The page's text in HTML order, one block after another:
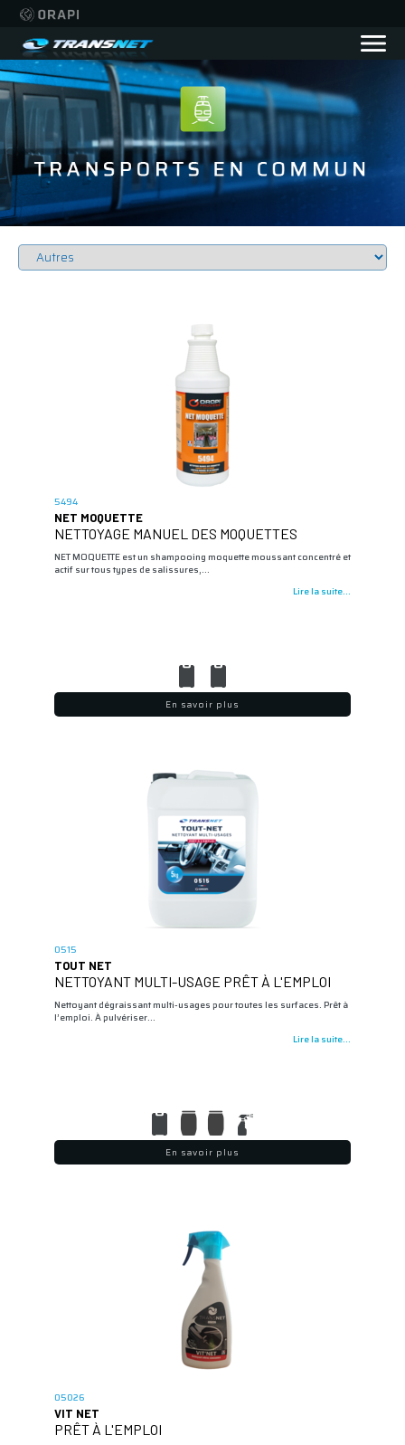
5494
NET MOQUETTE
NETTOYAGE MANUEL DES MOQUETTES
NET MOQUETTE est un shampooing moquette moussant concentré et
actif sur tous types de salissures,…
Lire la suite...
En savoir plus
0515
TOUT NET
NETTOYANT MULTI-USAGE PRÊT À L'EMPLOI
Nettoyant dégraissant multi-usages pour toutes les surfaces. Prêt à
l’emploi. À pulvériser…
Lire la suite...
En savoir plus
05026
VIT NET
PRÊT À L'EMPLOI